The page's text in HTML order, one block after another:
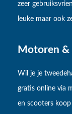
zeer
leuke maar ook
Motoren &
Wil je je
gratis online via
en scooters